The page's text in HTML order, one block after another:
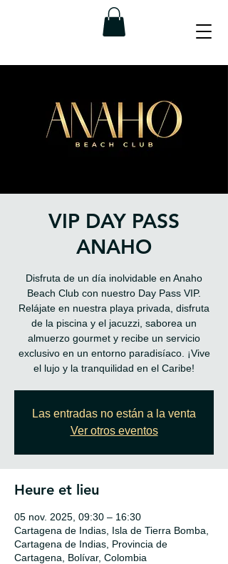
VIP DAY PASS
ANAHO
Disfruta de un día inolvidable en Anaho
Beach Club con nuestro Day Pass VIP.
Relájate en nuestra playa privada, disfruta
de la piscina y el jacuzzi, saborea un
almuerzo gourmet y recibe un servicio
exclusivo en un entorno paradisíaco. ¡Vive
el lujo y la tranquilidad en el Caribe!
Las entradas no están a la venta
Ver otros eventos
Heure et lieu
05 nov. 2025, 09:30 – 16:30
Cartagena de Indias, Isla de Tierra Bomba,
Cartagena de Indias, Provincia de
Cartagena, Bolívar, Colombia